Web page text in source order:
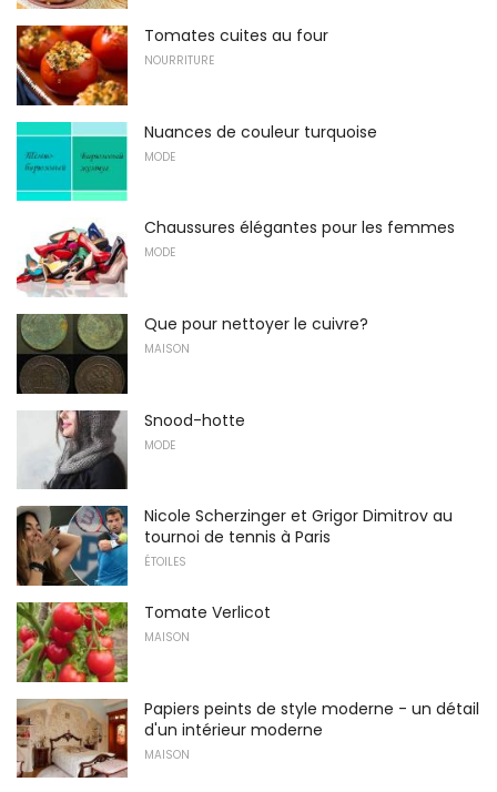
Tomates cuites au four
NOURRITURE
Nuances de couleur turquoise
MODE
Chaussures élégantes pour les femmes
MODE
Que pour nettoyer le cuivre?
MAISON
Snood-hotte
MODE
Nicole Scherzinger et Grigor Dimitrov au
tournoi de tennis à Paris
ÉTOILES
Tomate Verlicot
MAISON
Papiers peints de style moderne - un détail
d'un intérieur moderne
MAISON